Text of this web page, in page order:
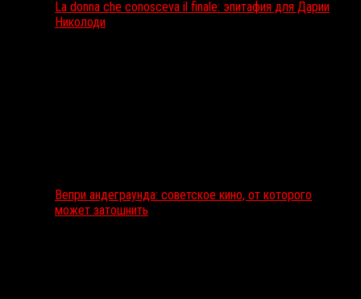
La donna che conosceva il finale: эпитафия для Дарии
Николоди
Вепри андеграунда: советское кино, от которого
может затошнить